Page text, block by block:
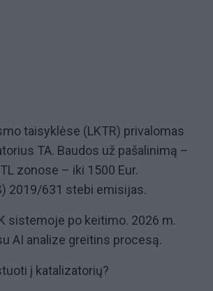
taisyklėse (LKTR) privalomas
TA. Baudos už pašalinimą –
zonose – iki 1500 Eur.
2019/631 stebi emisijas.
sistemoje po keitimo. 2026 m.
AI analize greitins procesą.
į katalizatorių?